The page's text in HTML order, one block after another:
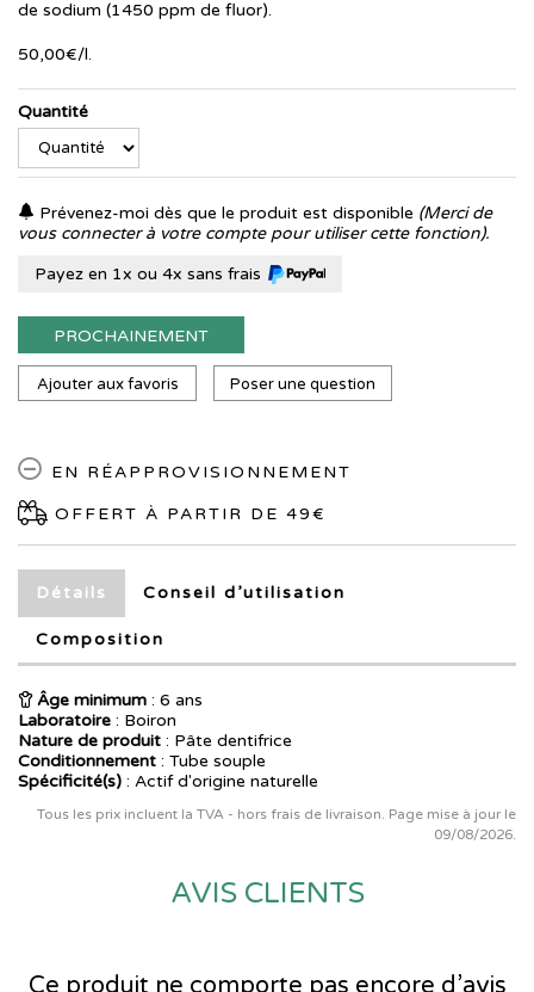
de sodium (1450 ppm de fluor).
50,00€/l.
Quantité
Prévenez-moi dès que le produit est disponible (Merci de
vous connecter à votre compte pour utiliser cette fonction).
Payez en 1x ou 4x sans frais
PROCHAINEMENT
Ajouter aux favoris Poser une question
EN RÉAPPROVISIONNEMENT
OFFERT À PARTIR DE 49€
Détails Conseil d’utilisation
Composition
Âge minimum : 6 ans
Laboratoire : Boiron
Nature de produit : Pâte dentifrice
Conditionnement : Tube souple
Spécificité(s) : Actif d'origine naturelle
Tous les prix incluent la TVA - hors frais de livraison. Page mise à jour le
09/08/2026.
AVIS CLIENTS
Ce produit ne comporte pas encore d’avis